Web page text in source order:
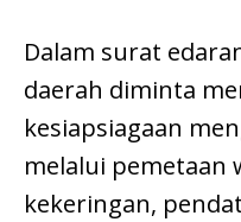
Dalam surat
daerah diminta
kesiapsiagaan
melalui pemetaan
kekeringan,